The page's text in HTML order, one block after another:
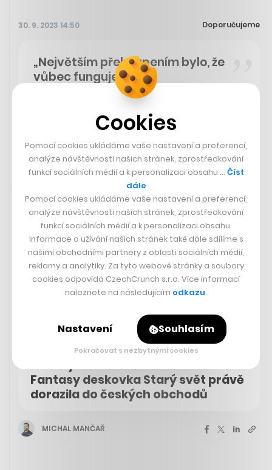
30. 9. 2023 14:50 Doporučujeme
„Největším překvapením bylo, že
vůbec funguje.“
- šéf OpenAI Sam Altman o ChatGPT
Přivítejte Zaklínače u svého stolu.
Fantasy deskovka Starý svět právě
dorazila do českých obchodů
MICHAL MANČAŘ
Cookies
Pomocí cookies ukládáme vaše nastavení a preferencí,
analýze návštěvnosti našich stránek, zprostředkování
funkcí sociálních médií a k personalizaci obsahu … Číst
dále
Pomocí cookies ukládáme vaše nastavení a preferencí,
analýze návštěvnosti našich stránek, zprostředkování
funkcí sociálních médií a k personalizaci obsahu.
Informace o užívání našich stránek také dále sdílíme s
našimi obchodními partnery z oblasti sociálních médií,
reklamy a analytiky. Za tyto webové stránky a soubory
cookies odpovídá CzechCrunch s.r.o. Více informací
naleznete na následujícím odkazu.
Nastavení Souhlasím
Pokračovat s nezbytnými cookies